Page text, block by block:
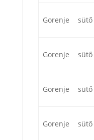
Gorenje sütő
Gorenje sütő
Gorenje sütő
Gorenje sütő